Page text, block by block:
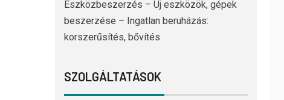
Eszközbeszerzés – Új eszközök, gépek
beszerzése – Ingatlan beruházás:
korszerűsítés, bővítés
SZOLGÁLTATÁSOK